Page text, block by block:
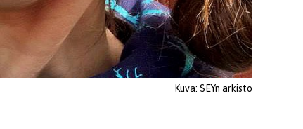
Kuva: SEYn arkisto